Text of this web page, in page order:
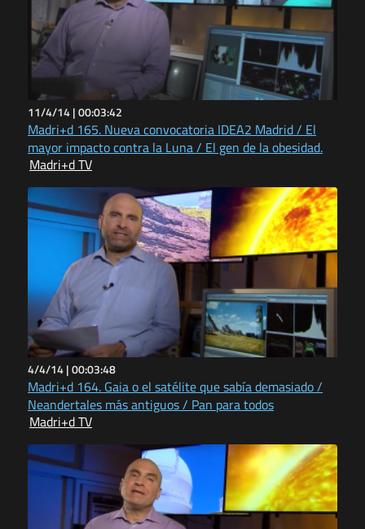
11/4/14 |00:03:42
Madri+d 165. Nueva convocatoria IDEA2 Madrid / El
mayor impacto contra la Luna / El gen de la obesidad.
Madri+d TV
4/4/14 |00:03:48
Madri+d 164. Gaia o el satélite que sabía demasiado /
Neandertales más antiguos / Pan para todos
Madri+d TV